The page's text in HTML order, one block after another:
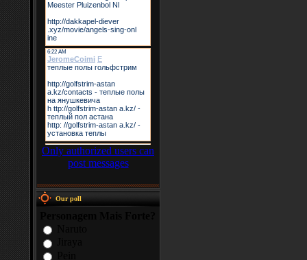
Only authorized users can
post messages
Our poll